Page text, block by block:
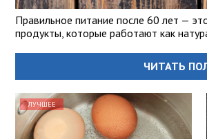
Правильное питание после 60 лет —
продукты, которые работают как
ЧИТАТЬ
ЛУЧШЕЕ